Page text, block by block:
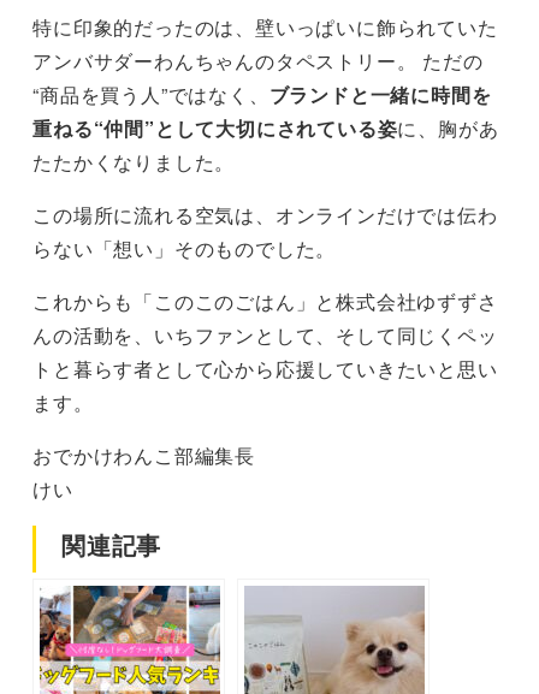
特に印象的だったのは、壁いっぱいに飾られていた
アンバサダーわんちゃんのタペストリー。 ただの
“商品を買う人”ではなく、 ブランドと一緒に時間を
重ねる“仲間”として大切にされている姿に、胸があ
たたかくなりました。
この場所に流れる空気は、オンラインだけでは伝わ
らない「想い」そのものでした。
これからも「このこのごはん」と株式会社ゆずずさ
んの活動を、いちファンとして、そして同じくペッ
トと暮らす者として心から応援していきたいと思い
ます。
おでかけわんこ部編集長
けい
関連記事